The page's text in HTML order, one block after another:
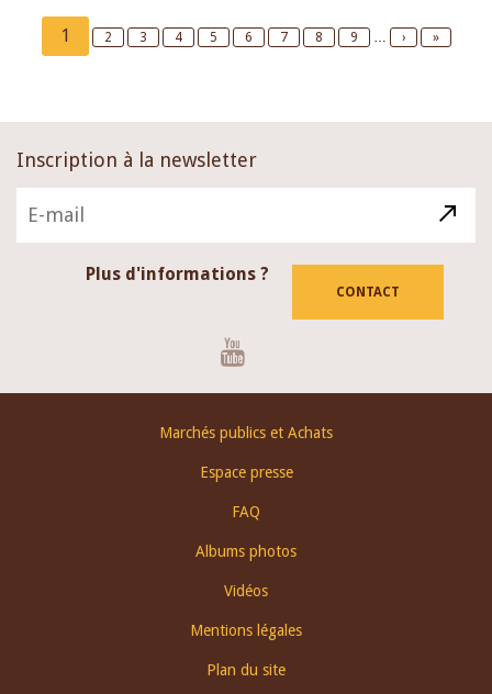
Pagination
Current
page
1 Page
2 Page
3 Page
4 Page
5 Page
6 Page
7 Page
8 Page
9 …
Next
›
Last
»
Inscription à la newsletter
Plus d'informations ?
CONTACT
Marchés publics et Achats
Espace presse
FAQ
Albums photos
Vidéos
Mentions légales
Plan du site